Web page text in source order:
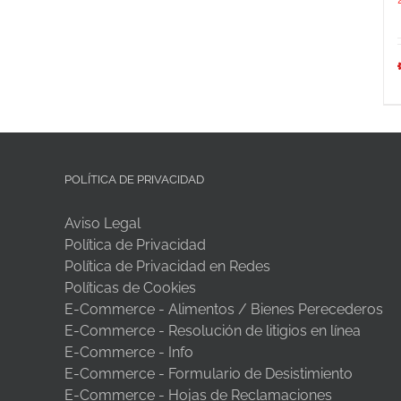
POLÍTICA DE PRIVACIDAD
Aviso Legal
Política de Privacidad
Política de Privacidad en Redes
Políticas de Cookies
E-Commerce - Alimentos / Bienes Perecederos
E-Commerce - Resolución de litigios en línea
E-Commerce - Info
E-Commerce - Formulario de Desistimiento
E-Commerce - Hojas de Reclamaciones